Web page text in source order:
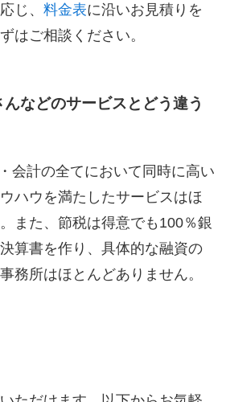
じ、 料金表に沿いお見積りを
はご相談ください。
などのサービスとどう違う
会計の全てにおいて同時に高い
ハウを満たしたサービスはほ
また、節税は得意でも100％銀
算書を作り、具体的な融資の
務所はほとんどありません。